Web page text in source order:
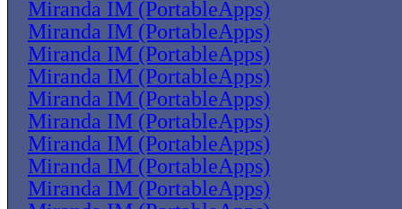
Miranda IM (PortableApps)
Miranda IM (PortableApps)
Miranda IM (PortableApps)
Miranda IM (PortableApps)
Miranda IM (PortableApps)
Miranda IM (PortableApps)
Miranda IM (PortableApps)
Miranda IM (PortableApps)
Miranda IM (PortableApps)